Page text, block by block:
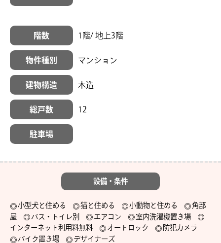
階数 1階/ 地上3階
物件種別 マンション
建物構造 木造
総戸数 12
駐車場
設備・条件
小型犬と住める 猫と住める 小動物と住める
角部
屋
バス・トイレ別 エアコン
室内洗濯機置き場
インターネット利用料無料
オートロック
防犯カメラ
バイク置き場
デザイナーズ